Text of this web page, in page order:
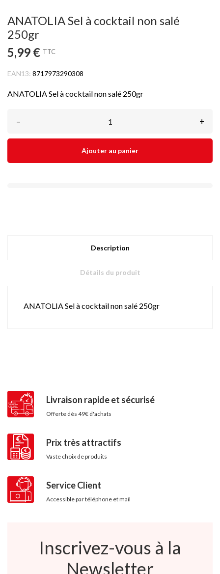
ANATOLIA Sel à cocktail non salé
250gr
5,99 € TTC
EAN13: 8717973290308
ANATOLIA Sel à cocktail non salé 250gr
– +
Ajouter au panier
Description
Détails du produit
ANATOLIA Sel à cocktail non salé 250gr
Livraison rapide et sécurisé
Offerte dès 49€ d'achats
Prix très attractifs
Vaste choix de produits
Service Client
Accessible par téléphone et mail
Inscrivez-vous à la
Newsletter